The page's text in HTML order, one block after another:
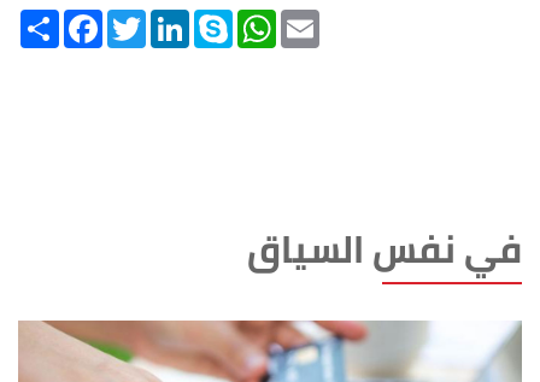
Share FacebookTwitterLinkedInSkype WhatsApp
في نفس السياق